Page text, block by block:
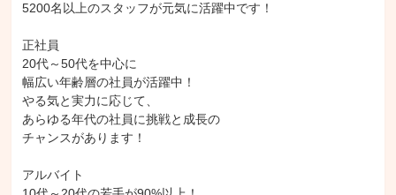
5200名以上のスタッフが元気に活躍中です！
正社員
20代～50代を中心に
幅広い年齢層の社員が活躍中！
やる気と実力に応じて、
あらゆる年代の社員に挑戦と成長の
チャンスがあります！
アルバイト